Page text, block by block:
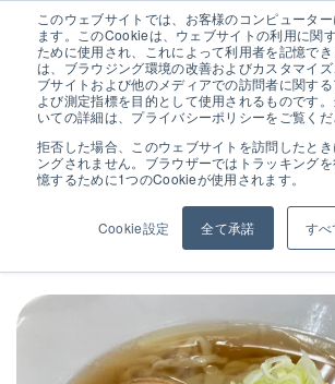
このウェブサイトでは、お客様のコンピュータ
ます。このCookieは、ウェブサイトの利用に関
ために使用され、これによって利用者を記憶で
は、ブラウジング環境の改善およびカスタマイ
ブサイトおよび他のメディアでの訪問者に関す
よび測定指標を目的として使用されるものです
いての詳細は、プライバシーポリシーをご覧くだ
拒否した場合、このウェブサイトを訪問したと
ングされません。ブラウザーではトラッキング
憶するために1つのCookieが使用されます。
Cookie設定 全て承諾 す
新商品の試食イベン
イベント 試